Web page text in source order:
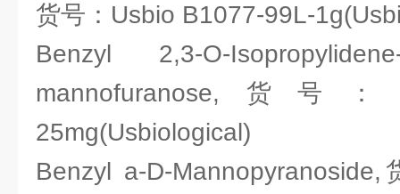
货号：Usbio B1077-99L-
Benzyl 2,3-O-Isopropylidene-
mannofuranose,货号：
25mg(Usbiological)
Benzyl a-D-